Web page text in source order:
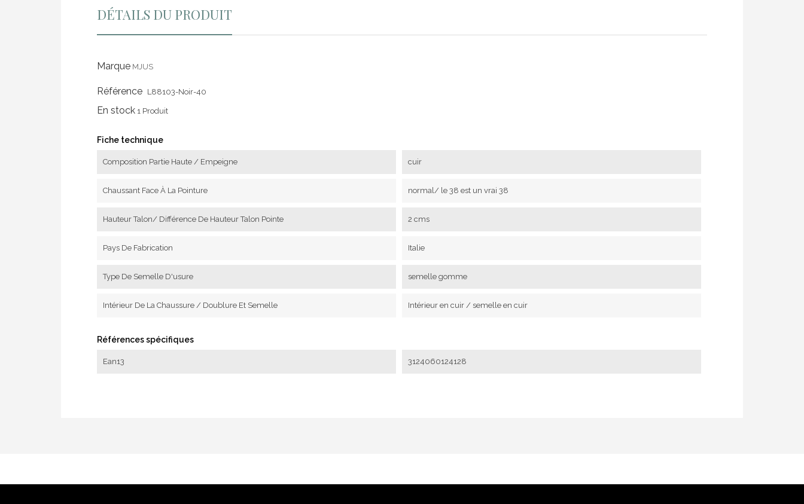
DÉTAILS DU PRODUIT
Marque MJUS
Référence L88103-Noir-40
En stock 1 Produit
Fiche technique
Composition Partie Haute / Empeigne cuir
Chaussant Face À La Pointure normal/ le 38 est un vrai 38
Hauteur Talon/ Différence De Hauteur Talon Pointe 2 cms
Pays De Fabrication Italie
Type De Semelle D'usure semelle gomme
Intérieur De La Chaussure / Doublure Et Semelle Intérieur en cuir / semelle en cuir
Références spécifiques
Ean13 3124060124128